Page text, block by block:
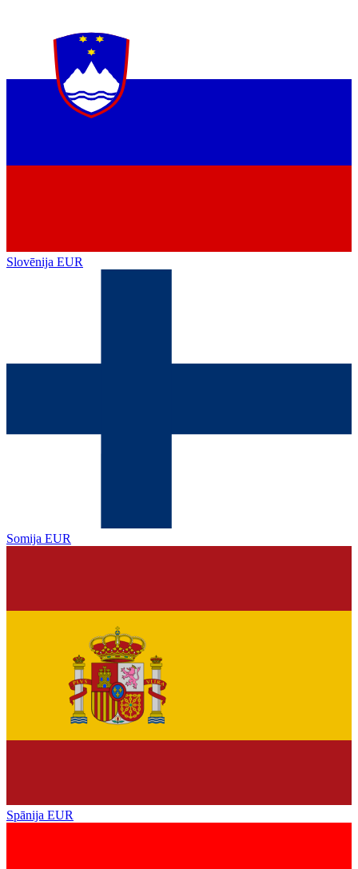
Slovēnija EUR
Somija EUR
Spānija EUR